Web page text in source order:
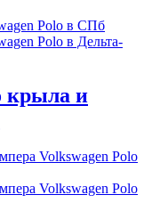
крыла и